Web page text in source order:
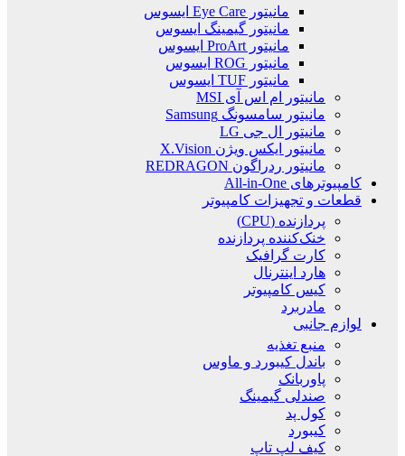
مانیتور Eye Care ایسوس
مانیتور گیمینگ ایسوس
مانیتور ProArt ایسوس
مانیتور ROG ایسوس
مانیتور TUF ایسوس
مانیتور ام اس آی MSI
مانیتور سامسونگ Samsung
مانیتور ال جی LG
مانیتور ایکس ویژن X.Vision
مانیتور ردراگون REDRAGON
کامپیوترهای All-in-One
قطعات و تجهیزات کامپیوتر
پردازنده (CPU)
خنک‌کننده پردازنده
کارت گرافیک
هارد اینترنال
کیس کامپیوتر
مادربرد
لوازم جانبی
منبع تغذیه
باندل کیبورد و ماوس
پاوربانک
صندلی گیمینگ
کول پد
کیبورد
کیف لپ تاپ